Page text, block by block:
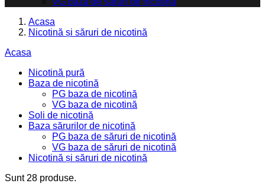
Acasa
Nicotină și săruri de nicotină
Acasa
Nicotină pură
Baza de nicotină
PG baza de nicotină
VG baza de nicotină
Soli de nicotină
Baza sărurilor de nicotină
PG baza de săruri de nicotină
VG baza de săruri de nicotină
Nicotină și săruri de nicotină
Sunt 28 produse.